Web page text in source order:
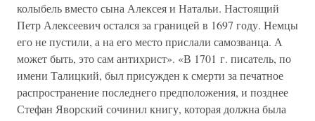
колыбель вместо сына Алексея и Натальи. Настоящий
Петр Алексеевич остался за границей в 1697 году. Немцы
его не пустили, а на его место прислали самозванца. А
может быть, это сам антихрист». «В 1701 г. писатель, по
имени Талицкий, был присужден к смерти за печатное
распространение последнего предположения, и позднее
Стефан Яворский сочинил книгу, которая должна была